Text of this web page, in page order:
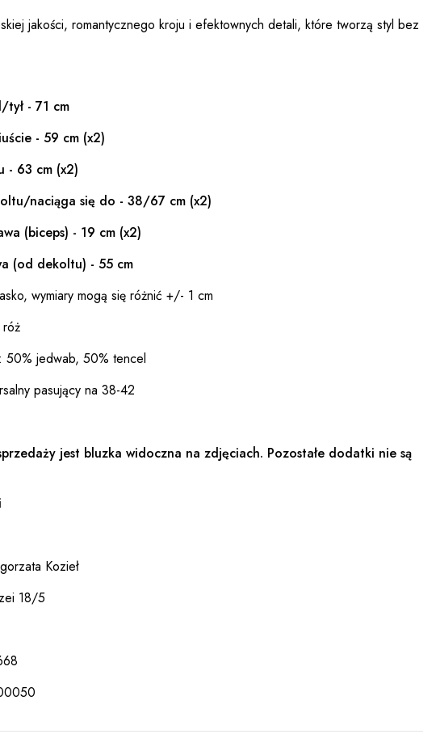
jakości, romantycznego kroju i efektownych detali, które tworzą styl bez
tył - 71 cm
- 59 cm (x2)
- 63 cm (x2)
naciąga się do - 38/67 cm (x2)
(biceps) - 19 cm (x2)
(od dekoltu) - 55 cm
wymiary mogą się różnić +/- 1 cm
50% jedwab, 50% tencel
pasujący na 38-42
jest bluzka widoczna na zdjęciach. Pozostałe dodatki nie są
Kozieł
18/5